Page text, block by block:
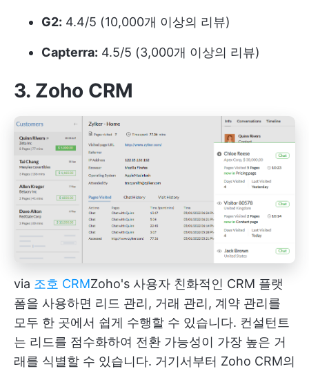
G2: 4.4/5 (10,000개 이상의 리뷰)
Capterra: 4.5/5 (3,000개 이상의 리뷰)
3. Zoho CRM
via 조호 CRMZoho's 사용자 친화적인 CRM 플랫
폼을 사용하면 리드 관리, 거래 관리, 계약 관리를
모두 한 곳에서 쉽게 수행할 수 있습니다. 컨설턴트
는 리드를 점수화하여 전환 가능성이 가장 높은 거
래를 식별할 수 있습니다. 거기서부터 Zoho CRM의